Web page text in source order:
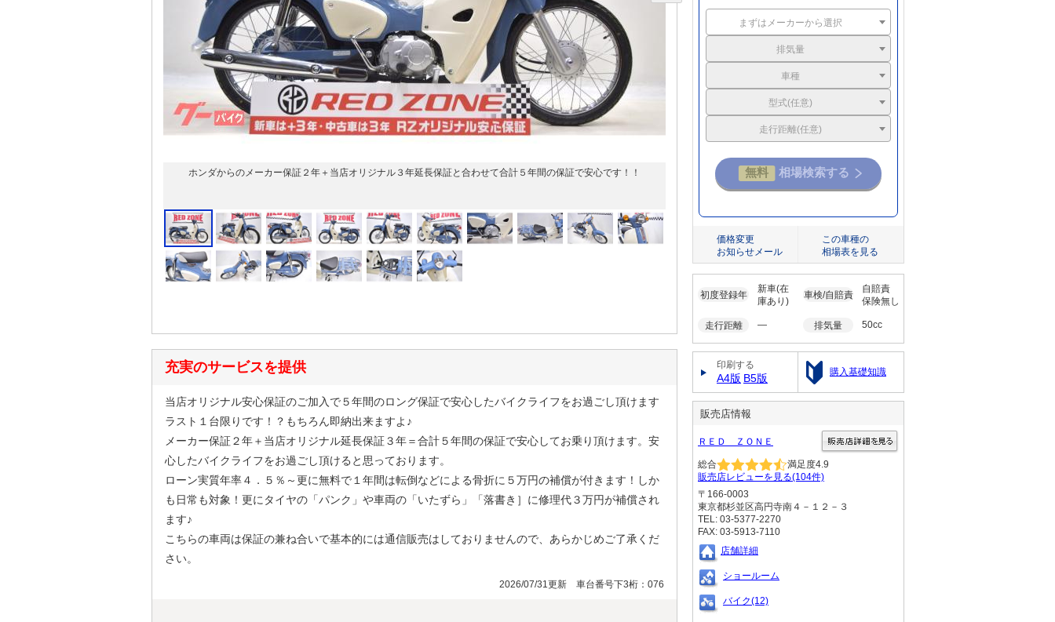
ホンダからのメーカー保証２年＋当店オリジナル３年延長保証と合わせて合計５年間の保証で安心です！！
充実のサービスを提供
当店オリジナル安心保証のご加入で５年間のロング保証で安心したバイクライフをお過ごし頂けます
ラスト１台限りです！？もちろん即納出来ますよ♪
メーカー保証２年＋当店オリジナル延長保証３年＝合計５年間の保証で安心してお乗り頂けます。安
心したバイクライフをお過ごし頂けると思っております。
ローン実質年率４．５％～更に無料で１年間は転倒などによる骨折に５万円の補償が付きます！しか
も日常も対象！更にタイヤの「パンク」や車両の「いたずら」「落書き］に修理代３万円が補償され
ます♪
こちらの車両は保証の兼ね合いで基本的には通信販売はしておりませんので、あらかじめご了承くだ
さい。
2026/07/31更新 車台番号下3桁：076
まずはメーカーから選択
排気量
車種
型式(任意)
走行距離(任意)
価格変更
お知らせメール
この車種の
相場表を見る
初度登録年
新車(在
庫あり)
車検/自賠責
自賠責
保険無し
走行距離 ― 排気量 50cc
印刷する
A4版 B5版 購入基礎知識
販売店情報
ＲＥＤ ＺＯＮＥ
総合 満足度4.9
販売店レビューを見る(104件)
〒166-0003
東京都杉並区高円寺南４－１２－３
TEL: 03-5377-2270
FAX: 03-5913-7110
店舗詳細
ショールーム
バイク(12)